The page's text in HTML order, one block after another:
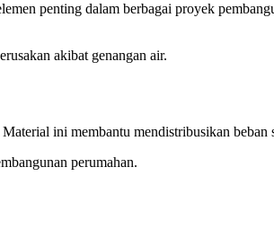
penting dalam berbagai proyek
akibat genangan air.
ini membantu mendistribusikan
perumahan.